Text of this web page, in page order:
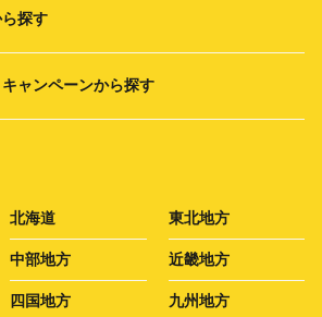
探す
ャンペーンから探す
北海道 東北地方
中部地方 近畿地方
四国地方 九州地方